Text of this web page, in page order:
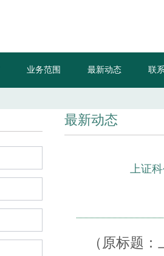
业务范围 最新动态 联
最新动态
上证
（原标题